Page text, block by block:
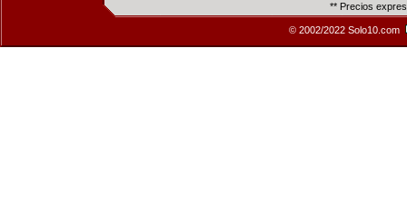
** Precios
© 2002/2022 Solo10.com